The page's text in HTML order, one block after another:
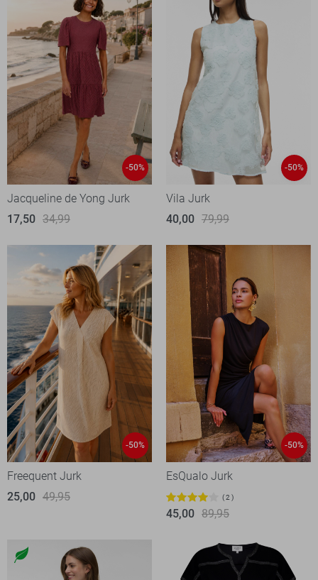
-50%
Jacqueline de Yong Jurk
17,50 34,99
-50%
Vila Jurk
40,00 79,99
-50%
Freequent Jurk
25,00 49,95
-50%
EsQualo Jurk
2
45,00 89,95